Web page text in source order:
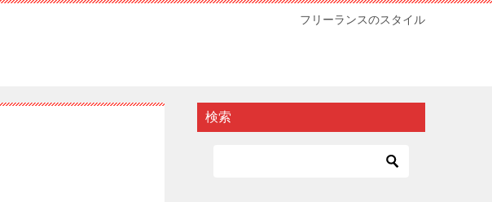
フリーランスのスタイル
検索